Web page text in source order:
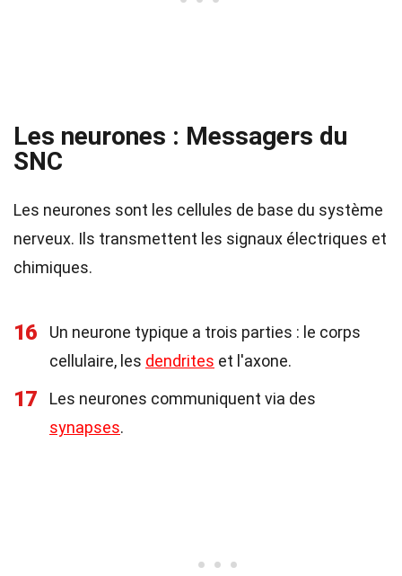
Les neurones : Messagers du
SNC
Les neurones sont les cellules de base du système
nerveux. Ils transmettent les signaux électriques et
chimiques.
16
Un neurone typique a trois parties : le corps
cellulaire, les dendrites et l'axone.
17
Les neurones communiquent via des
synapses.